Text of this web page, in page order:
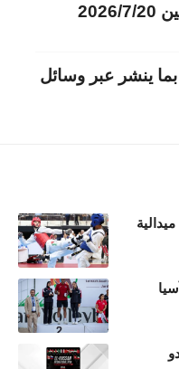
20
ينشر عبر وسائل
المنتخب الوطني للتايكواندو يحصد 15 ميدالية